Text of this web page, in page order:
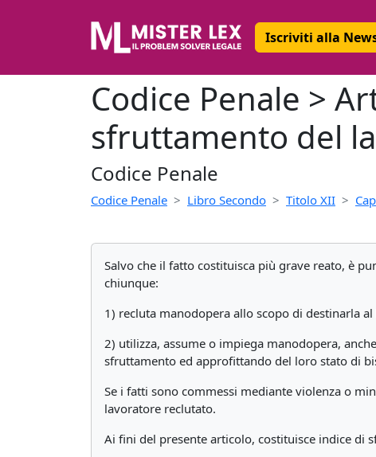
Iscriviti alla
Codice Penale >
sfruttamento del
Codice Penale
Codice Penale Libro Secondo Titolo XII
Salvo che il fatto costituisca più grave reato, è
chiunque:
1) recluta manodopera allo scopo di destinarla
2) utilizza, assume o impiega manodopera,
sfruttamento ed approfittando del loro stato di
Se i fatti sono commessi mediante violenza o
lavoratore reclutato.
Ai fini del presente articolo, costituisce indice di